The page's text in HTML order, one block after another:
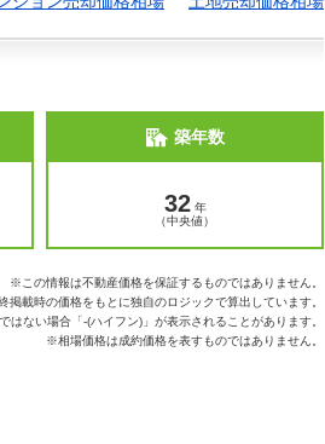
築年数
32 年
（中央値）
※この情報は不動産価格を保証するものではありません。
載時の価格をもとに独自のロジックで算出しています。
ない場合「-(ハイフン)」が表示されることがあります。
※相場価格は成約価格を表すものではありません。